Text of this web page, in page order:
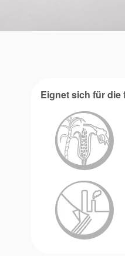
Eignet sich für